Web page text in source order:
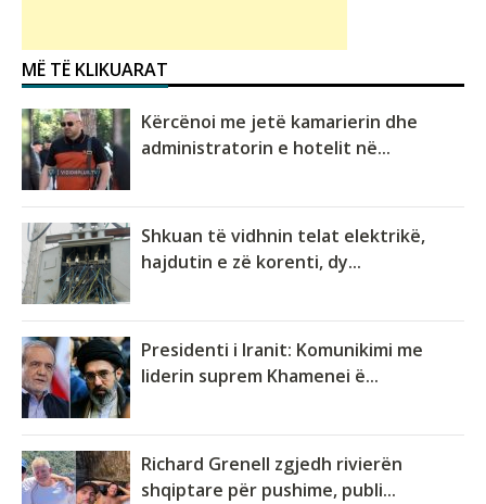
MË TË KLIKUARAT
Kërcënoi me jetë kamarierin dhe
administratorin e hotelit në...
Shkuan të vidhnin telat elektrikë,
hajdutin e zë korenti, dy...
Presidenti i Iranit: Komunikimi me
liderin suprem Khamenei ë...
Richard Grenell zgjedh rivierën
shqiptare për pushime, publi...